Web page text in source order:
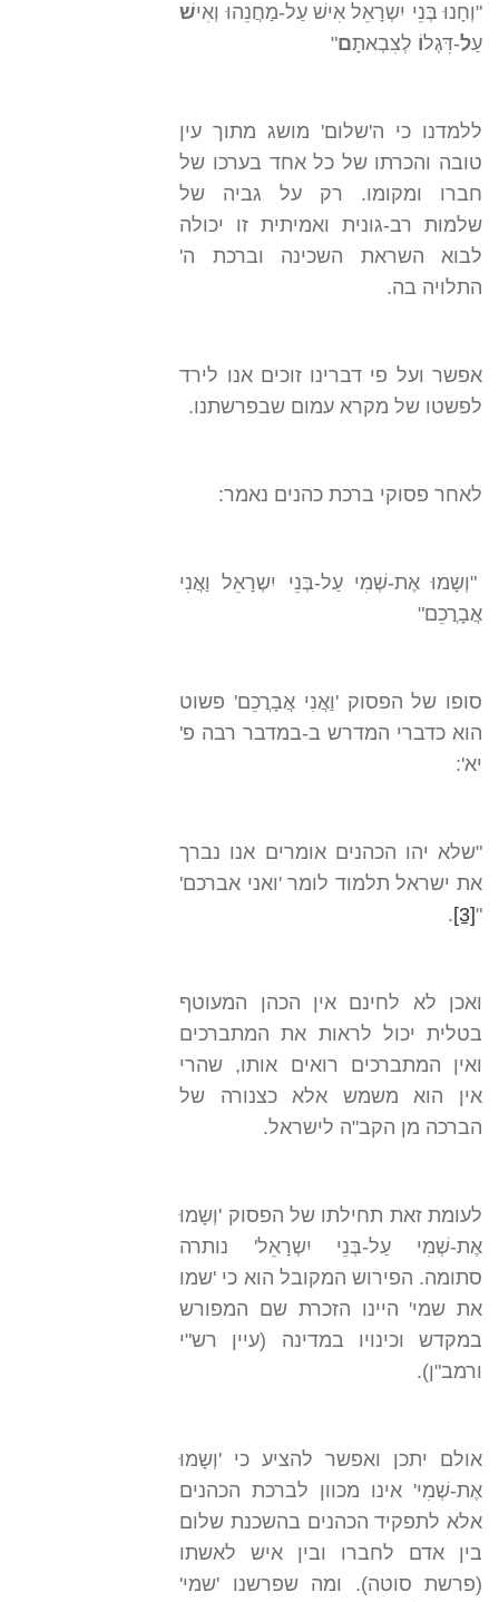
"וְחָנוּ בְּנֵי יִשְרָאֵל אִישׁ עַל-מַחֲנֵהוּ וְאִישׁ
עַל-דִּגְלוֹ לְצִבְאתָם"
ללמדנו כי ה'שלום' מושג מתוך עין
טובה והכרתו של כל אחד בערכו של
חברו ומקומו. רק על גביה של
שלמות רב-גונית ואמיתית זו יכולה
לבוא השראת השכינה וברכת ה'
התלויה בה.
אפשר ועל פי דברינו זוכים אנו לירד
לפשטו של מקרא עמום שבפרשתנו.
לאחר פסוקי ברכת כהנים נאמר:
"וְשָמוּ אֶת-שְׁמִי עַל-בְּנֵי יִשְרָאֵל וַאֲנִי
אֲבָרֲכֵם"
סופו של הפסוק 'וַאֲנִי אֲבָרֲכֵם' פשוט
הוא כדברי המדרש ב-במדבר רבה פ'
יא':
"שלא יהו הכהנים אומרים אנו נברך
את ישראל תלמוד לומר 'ואני אברכם'
"
[3]
.
ואכן לא לחינם אין הכהן המעוטף
בטלית יכול לראות את המתברכים
ואין המתברכים רואים אותו, שהרי
אין הוא משמש אלא כצנורה של
הברכה מן הקב"ה לישראל.
לעומת זאת תחילתו של הפסוק 'וְשָמוּ
אֶת-שְׁמִי עַל-בְּנֵי יִשְרָאֵל' נותרה
סתומה. הפירוש המקובל הוא כי 'שמו
את שמי' היינו הזכרת שם המפורש
במקדש וכינויו במדינה (עיין רש"י
ורמב"ן).
אולם יתכן ואפשר להציע כי 'וְשָמוּ
אֶת-שְׁמִי' אינו מכוון לברכת הכהנים
אלא לתפקיד הכהנים בהשכנת שלום
בין אדם לחברו ובין איש לאשתו
(פרשת סוטה). ומה שפרשנו 'שמי'